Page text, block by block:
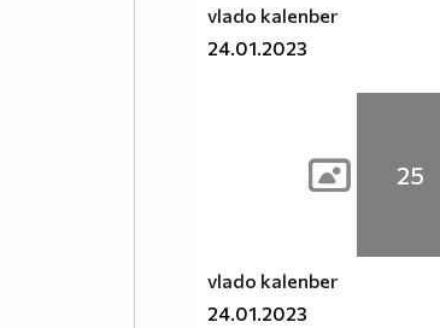
vlado kalenber
24.01.2023
25
vlado kalenber
24.01.2023